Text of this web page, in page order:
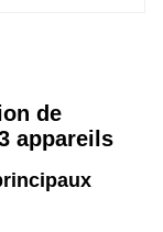
de
appareils